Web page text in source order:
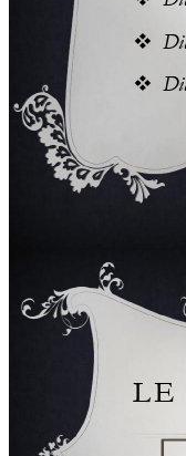


LE